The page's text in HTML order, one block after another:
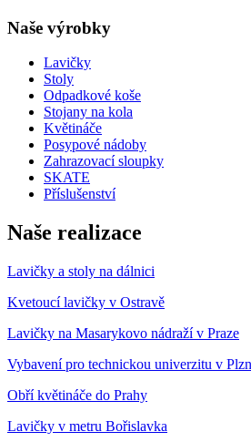
Naše výrobky
Lavičky
Stoly
Odpadkové koše
Stojany na kola
Květináče
Posypové nádoby
Zahrazovací sloupky
SKATE
Příslušenství
Naše realizace
Lavičky a stoly na dálnici
Kvetoucí lavičky v Ostravě
Lavičky na Masarykovo nádraží v Praze
Vybavení pro technickou univerzitu v
Obří květináče do Prahy
Lavičky v metru Bořislavka